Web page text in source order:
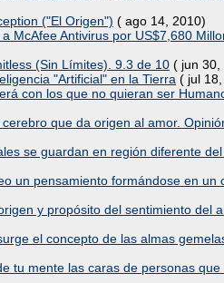
("El Origen") ( ago 14, 2010)
McAfee Antivirus por US$7,680
(Sin Límites). 9.3 de 10 ( jun 30,
"Artificial" en la Tierra ( jul
con los que no quieran ser
que da origen al amor.
se guardan en región diferente
un pensamiento formándose en un
y propósito del sentimiento del
el concepto de las almas
tu mente las caras de personas